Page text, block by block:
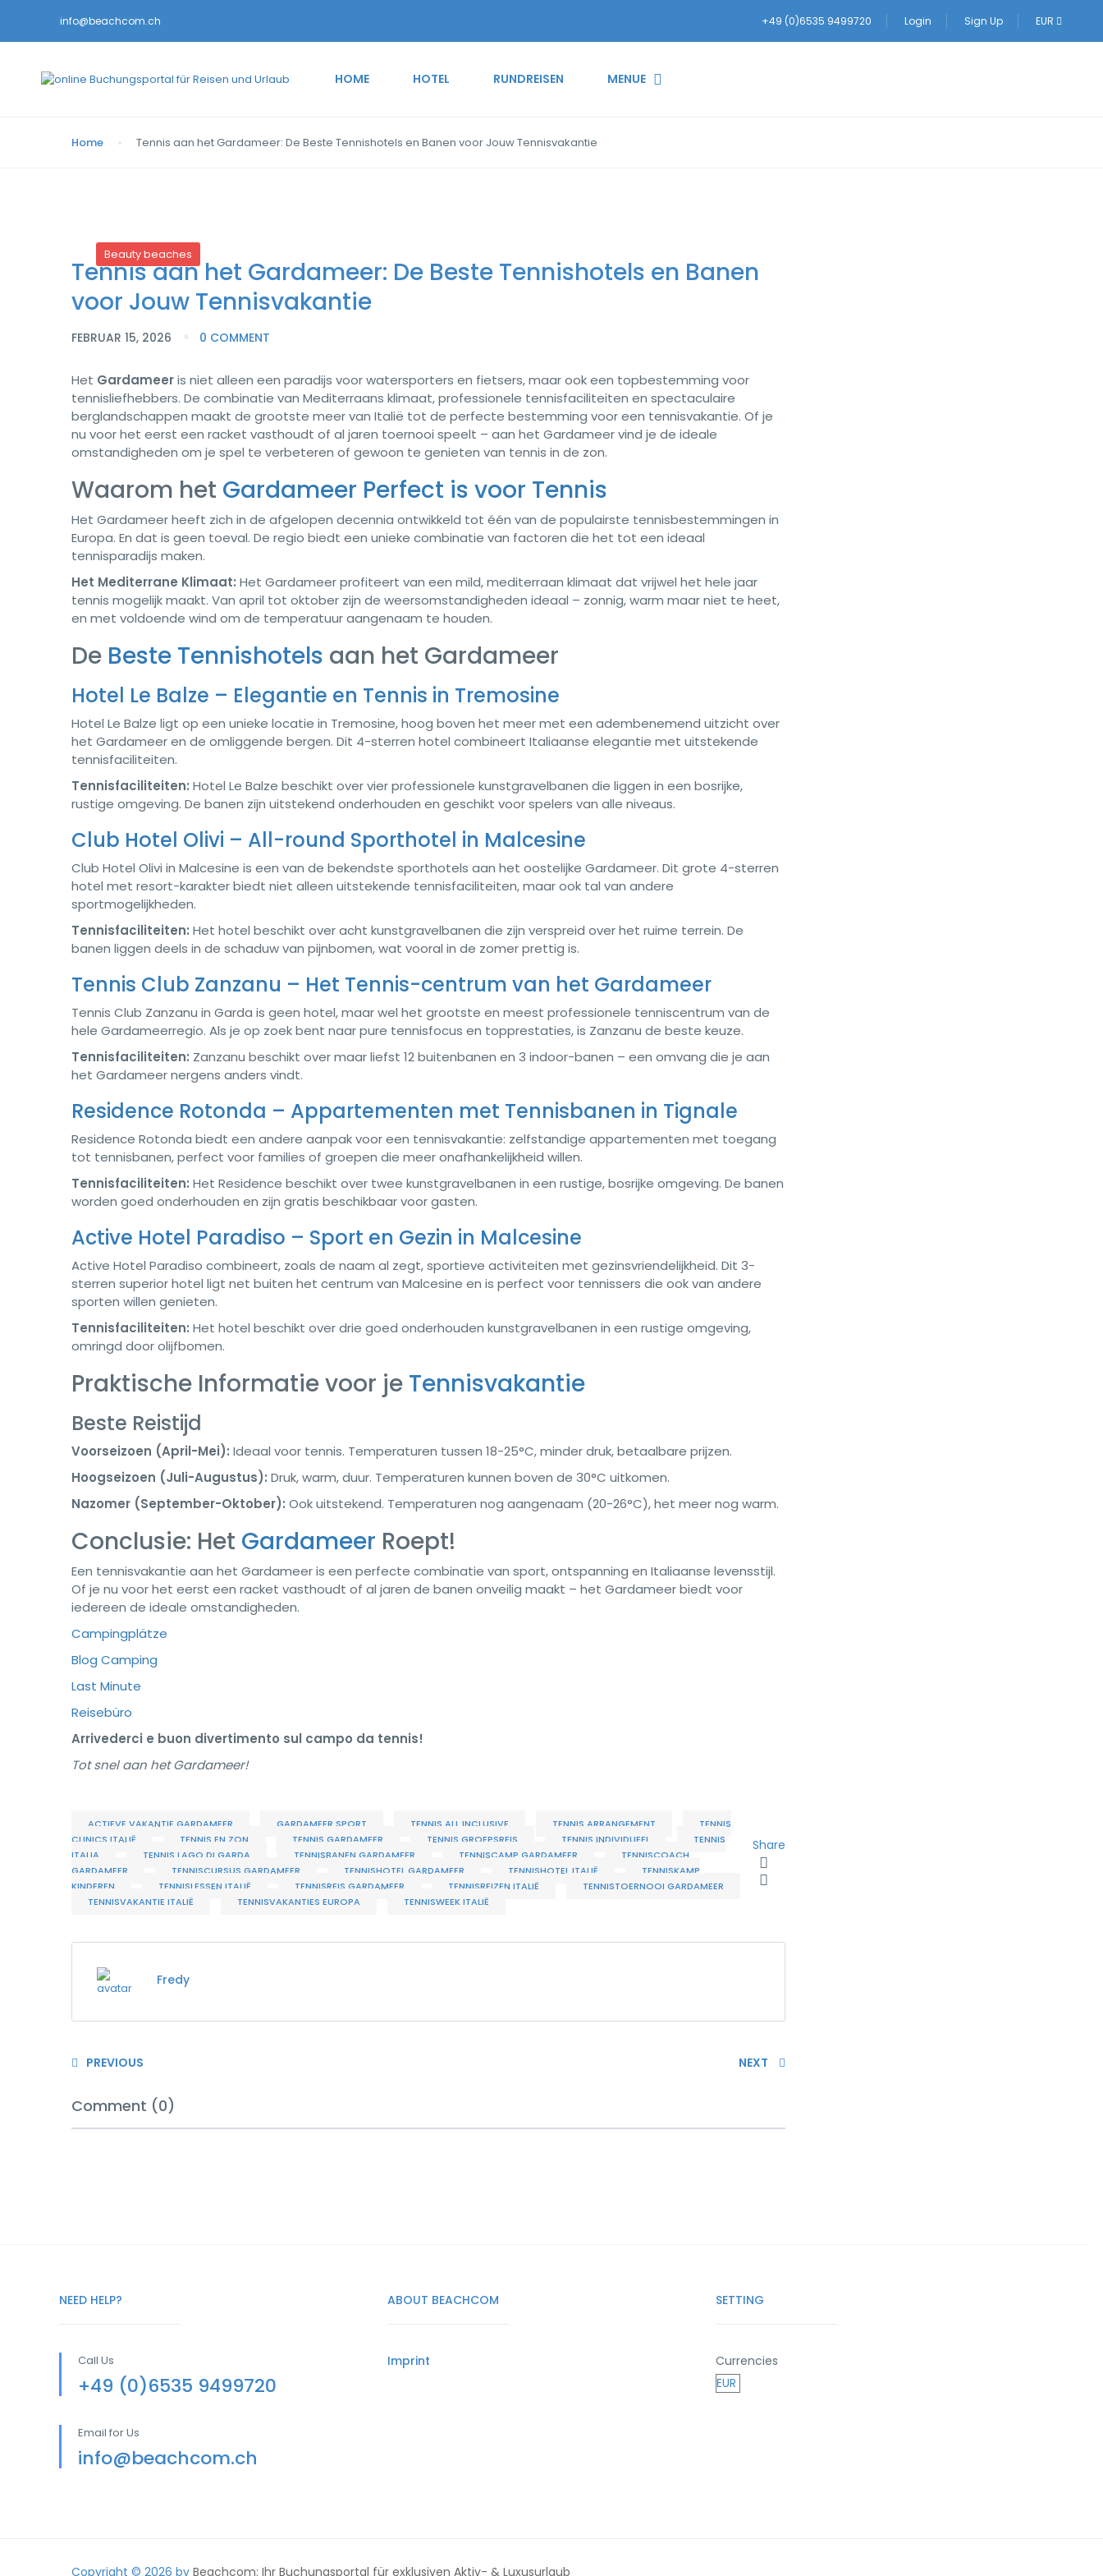
info@beachcom.ch +49 (0)6535 9499720 Login Sign Up EUR
HOME HOTEL RUNDREISEN MENUE
Home Tennis aan het Gardameer: De Beste Tennishotels en Banen voor Jouw Tennisvakantie
Beauty beaches
Tennis aan het Gardameer: De Beste Tennishotels en Banen
voor Jouw Tennisvakantie
FEBRUAR 15, 2026 0 COMMENT
Het Gardameeris niet alleen een paradijs voor watersporters en fietsers, maar ook een topbestemming voor
tennisliefhebbers. De combinatie van Mediterraans klimaat, professionele tennisfaciliteiten en spectaculaire
berglandschappen maakt de grootste meer van Italië tot de perfecte bestemming voor een tennisvakantie. Of je
nu voor het eerst een racket vasthoudt of al jaren toernooi speelt – aan het Gardameer vind je de ideale
omstandigheden om je spel te verbeteren of gewoon te genieten van tennis in de zon.
Waarom het Gardameer Perfect is voor Tennis
Het Gardameer heeft zich in de afgelopen decennia ontwikkeld tot één van de populairste tennisbestemmingen in
Europa. En dat is geen toeval. De regio biedt een unieke combinatie van factoren die het tot een ideaal
tennisparadijs maken.
Het Mediterrane Klimaat: Het Gardameer profiteert van een mild, mediterraan klimaat dat vrijwel het hele jaar
tennis mogelijk maakt. Van april tot oktober zijn de weersomstandigheden ideaal – zonnig, warm maar niet te heet,
en met voldoende wind om de temperatuur aangenaam te houden.
De Beste Tennishotels aan het Gardameer
Hotel Le Balze – Elegantie en Tennis in Tremosine
Hotel Le Balze ligt op een unieke locatie in Tremosine, hoog boven het meer met een adembenemend uitzicht over
het Gardameer en de omliggende bergen. Dit 4-sterren hotel combineert Italiaanse elegantie met uitstekende
tennisfaciliteiten.
Tennisfaciliteiten: Hotel Le Balze beschikt over vier professionele kunstgravelbanen die liggen in een bosrijke,
rustige omgeving. De banen zijn uitstekend onderhouden en geschikt voor spelers van alle niveaus.
Club Hotel Olivi – All-round Sporthotel in Malcesine
Club Hotel Olivi in Malcesine is een van de bekendste sporthotels aan het oostelijke Gardameer. Dit grote 4-sterren
hotel met resort-karakter biedt niet alleen uitstekende tennisfaciliteiten, maar ook tal van andere
sportmogelijkheden.
Tennisfaciliteiten: Het hotel beschikt over acht kunstgravelbanen die zijn verspreid over het ruime terrein. De
banen liggen deels in de schaduw van pijnbomen, wat vooral in de zomer prettig is.
Tennis Club Zanzanu – Het Tennis-centrum van het Gardameer
Tennis Club Zanzanu in Garda is geen hotel, maar wel het grootste en meest professionele tenniscentrum van de
hele Gardameerregio. Als je op zoek bent naar pure tennisfocus en topprestaties, is Zanzanu de beste keuze.
Tennisfaciliteiten: Zanzanu beschikt over maar liefst 12 buitenbanen en 3 indoor-banen – een omvang die je aan
het Gardameer nergens anders vindt.
Residence Rotonda – Appartementen met Tennisbanen in Tignale
Residence Rotonda biedt een andere aanpak voor een tennisvakantie: zelfstandige appartementen met toegang
tot tennisbanen, perfect voor families of groepen die meer onafhankelijkheid willen.
Tennisfaciliteiten: Het Residence beschikt over twee kunstgravelbanen in een rustige, bosrijke omgeving. De banen
worden goed onderhouden en zijn gratis beschikbaar voor gasten.
Active Hotel Paradiso – Sport en Gezin in Malcesine
Active Hotel Paradiso combineert, zoals de naam al zegt, sportieve activiteiten met gezinsvriendelijkheid. Dit 3-
sterren superior hotel ligt net buiten het centrum van Malcesine en is perfect voor tennissers die ook van andere
sporten willen genieten.
Tennisfaciliteiten: Het hotel beschikt over drie goed onderhouden kunstgravelbanen in een rustige omgeving,
omringd door olijfbomen.
Praktische Informatie voor je Tennisvakantie
Beste Reistijd
Voorseizoen (April-Mei): Ideaal voor tennis. Temperaturen tussen 18-25°C, minder druk, betaalbare prijzen.
Hoogseizoen (Juli-Augustus): Druk, warm, duur. Temperaturen kunnen boven de 30°C uitkomen.
Nazomer (September-Oktober): Ook uitstekend. Temperaturen nog aangenaam (20-26°C), het meer nog warm.
Conclusie: Het Gardameer Roept!
Een tennisvakantie aan het Gardameer is een perfecte combinatie van sport, ontspanning en Italiaanse levensstijl.
Of je nu voor het eerst een racket vasthoudt of al jaren de banen onveilig maakt – het Gardameer biedt voor
iedereen de ideale omstandigheden.
Campingplätze
Blog Camping
Last Minute
Reisebüro
Arrivederci e buon divertimento sul campo da tennis!
Tot snel aan het Gardameer!
ACTIEVE VAKANTIE GARDAMEER GARDAMEER SPORT TENNIS ALL INCLUSIVE TENNIS ARRANGEMENT
TENNIS
CLINICS ITALIË
TENNIS EN ZON TENNIS GARDAMEER TENNIS GROEPSREIS TENNIS INDIVIDUEEL
TENNIS
ITALIA
TENNIS LAGO DI GARDA TENNISBANEN GARDAMEER TENNISCAMP GARDAMEER
TENNISCOACH
GARDAMEER
TENNISCURSUS GARDAMEER TENNISHOTEL GARDAMEER TENNISHOTEL ITALIË
TENNISKAMP
KINDEREN
TENNISLESSEN ITALIË TENNISREIS GARDAMEER TENNISREIZEN ITALIË
TENNISTOERNOOI GARDAMEER
TENNISVAKANTIE ITALIË
TENNISVAKANTIES EUROPA TENNISWEEK ITALIË
Share
Fredy
PREVIOUS NEXT
Comment (0)
NEED HELP?
Call Us
+49 (0)6535 9499720
Email for Us
info@beachcom.ch
ABOUT BEACHCOM
Imprint
SETTING
Currencies
Copyright © 2026 by Beachcom: Ihr Buchungsportal für exklusiven Aktiv- & Luxusurlaub